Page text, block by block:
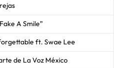
A Smile”
ft. Swae Lee
de La Voz México